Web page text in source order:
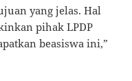
yang jelas. Hal
pihak LPDP
beasiswa ini,”